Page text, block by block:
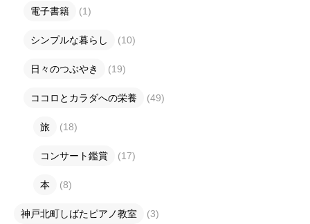
電子書籍 (1)
シンプルな暮らし (10)
日々のつぶやき (19)
ココロとカラダへの栄養 (49)
旅 (18)
コンサート鑑賞 (17)
本 (8)
神戸北町しばたピアノ教室 (3)